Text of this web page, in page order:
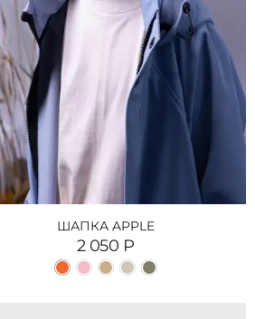
ШАПКА APPLE
2 050 Р